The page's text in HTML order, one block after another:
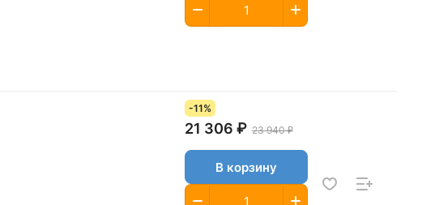
-11%
21 306 ₽ 23 940 ₽
В корзину